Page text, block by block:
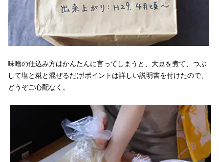
味噌の仕込み方はかんたんに言ってしまうと、大豆を煮て、つぶ
して塩と糀と混ぜるだけ!ポイントは詳しい説明書を付けたので、
どうぞご心配なく。